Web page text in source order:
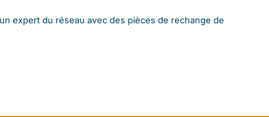
expert du réseau avec des pièces de rechange de